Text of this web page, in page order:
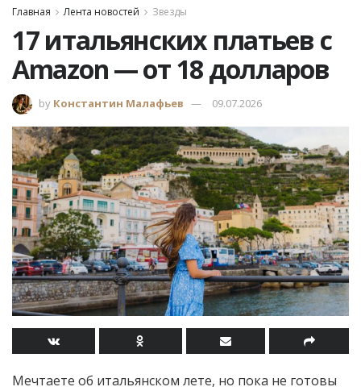
Главная Лента новостей Звезды
17 итальянских платьев с
Amazon — от 18 долларов
by Константин Малафьев 09.07.2026
Мечтаете об итальянском лете, но пока не готовы